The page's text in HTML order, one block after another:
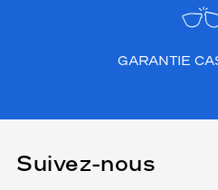
GARANTIE
Suivez-nous